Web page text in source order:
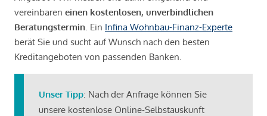
vereinbaren einen kostenlosen, unverbindlichen
Beratungstermin . Ein Infina Wohnbau-Finanz-Experte
berät Sie und sucht auf Wunsch nach den besten
Kreditangeboten von passenden Banken.
Unser Tipp: Nach der Anfrage können Sie
unsere kostenlose Online-Selbstauskunft